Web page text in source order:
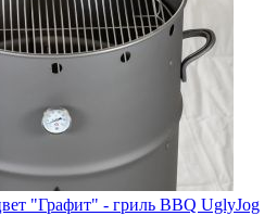
"Графит" - гриль BBQ UglyJog